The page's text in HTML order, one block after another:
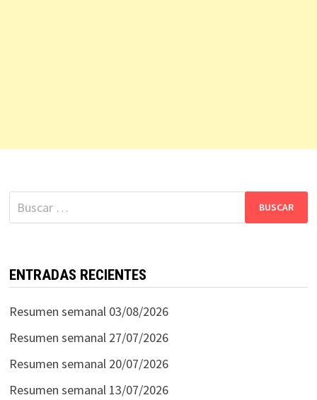
Buscar:
ENTRADAS RECIENTES
Resumen semanal 03/08/2026
Resumen semanal 27/07/2026
Resumen semanal 20/07/2026
Resumen semanal 13/07/2026